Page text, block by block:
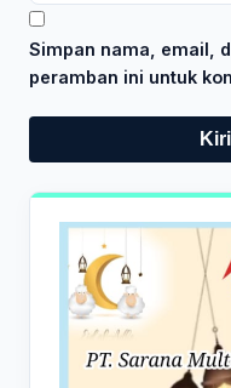
Simpan nama, email,
peramban ini untuk